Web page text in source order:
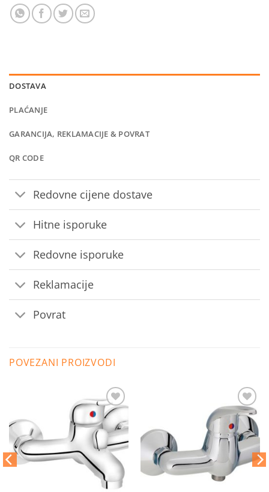
DOSTAVA
PLAĆANJE
GARANCIJA, REKLAMACIJE & POVRAT
QR CODE
Redovne cijene dostave
Hitne isporuke
Redovne isporuke
Reklamacije
Povrat
POVEZANI PROIZVODI
Dodaj
na
listu
želja
Dodaj
na
listu
želja